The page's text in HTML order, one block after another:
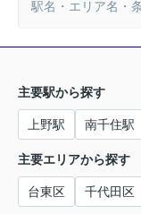
主要駅から探す
上野駅 南千住駅
主要エリアから探す
台東区 千代田区